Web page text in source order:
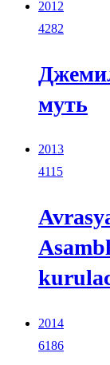
2012
4282
муть
2013
4115
2014
6186